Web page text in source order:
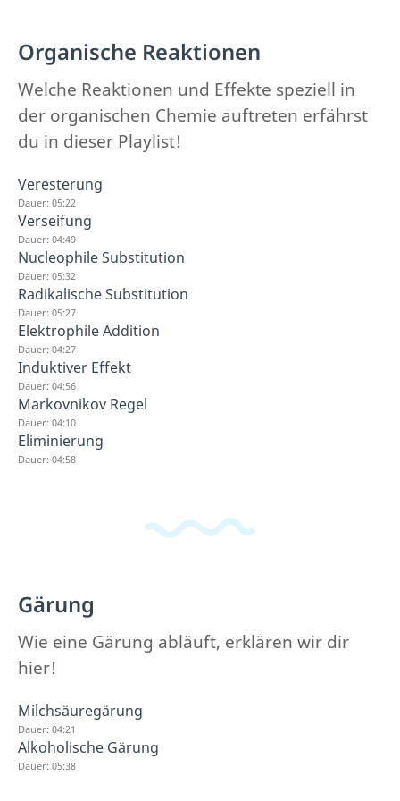
Organische Reaktionen
Welche Reaktionen und Effekte speziell in
der organischen Chemie auftreten erfährst
du in dieser Playlist!
Veresterung
Dauer: 05:22
Verseifung
Dauer: 04:49
Nucleophile Substitution
Dauer: 05:32
Radikalische Substitution
Dauer: 05:27
Elektrophile Addition
Dauer: 04:27
Induktiver Effekt
Dauer: 04:56
Markovnikov Regel
Dauer: 04:10
Eliminierung
Dauer: 04:58
Gärung
Wie eine Gärung abläuft, erklären wir dir
hier!
Milchsäuregärung
Dauer: 04:21
Alkoholische Gärung
Dauer: 05:38